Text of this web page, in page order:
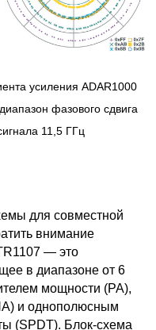
усиления ADAR1000
фазового сдвига
11,5 ГГц
для совместной
внимание
— это
в диапазоне от 6
мощности (PA),
и однополюсным
(SPDT). Блок-схема